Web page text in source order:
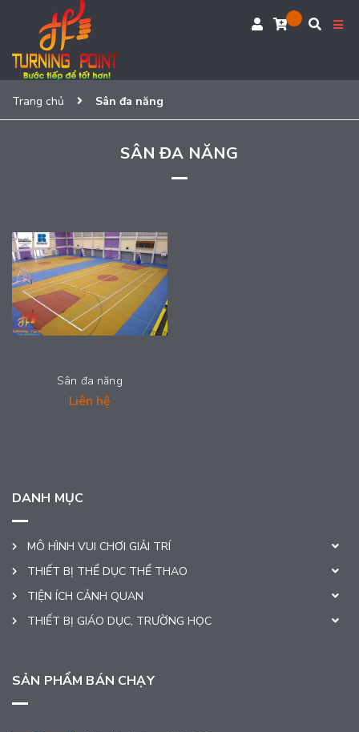
Trang chủ Sân đa năng
SÂN ĐA NĂNG
Sân đa năng
Liên hệ
DANH MỤC
MÔ HÌNH VUI CHƠI GIẢI TRÍ
THIẾT BỊ THỂ DỤC THỂ THAO
TIỆN ÍCH CẢNH QUAN
THIẾT BỊ GIÁO DỤC, TRƯỜNG HỌC
SẢN PHẨM BÁN CHẠY